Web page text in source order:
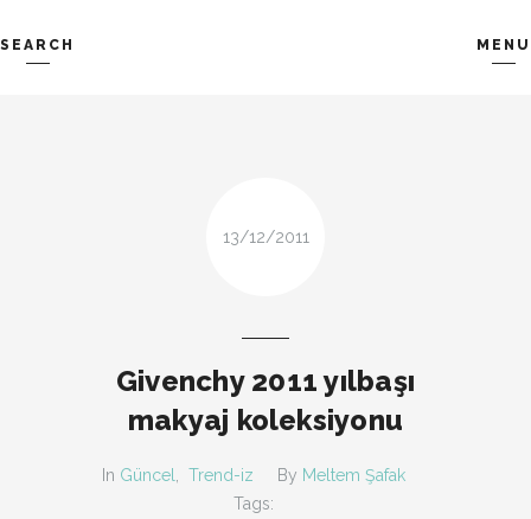
SEARCH MENU
13/12/2011
Givenchy 2011 yılbaşı
makyaj koleksiyonu
In Güncel Trend-iz By Meltem Şafak
Tags: